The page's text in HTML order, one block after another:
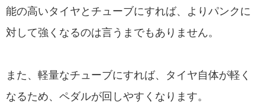
能の高いタイヤとチューブにすれば、よりパンクに
対して強くなるのは言うまでもありません。
また、軽量なチューブにすれば、タイヤ自体が軽く
なるため、ペダルが回しやすくなります。